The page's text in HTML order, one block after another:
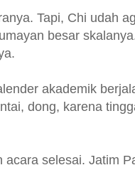
Tapi, Chi udah
besar
akademik
dong, karena
selesai. Jatim